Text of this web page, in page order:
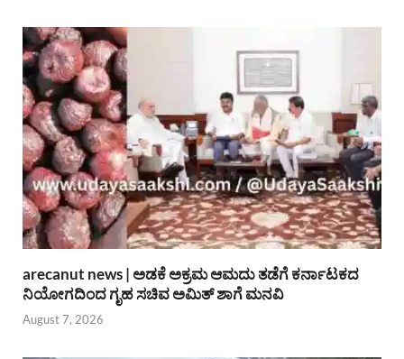
arecanut news | ಅಡಕೆ ಅಕ್ರಮ ಆಮದು ತಡೆಗೆ ಕರ್ನಾಟಕದ
ನಿಯೋಗದಿಂದ ಗೃಹ ಸಚಿವ ಅಮಿತ್ ಶಾಗೆ ಮನವಿ
August 7, 2026